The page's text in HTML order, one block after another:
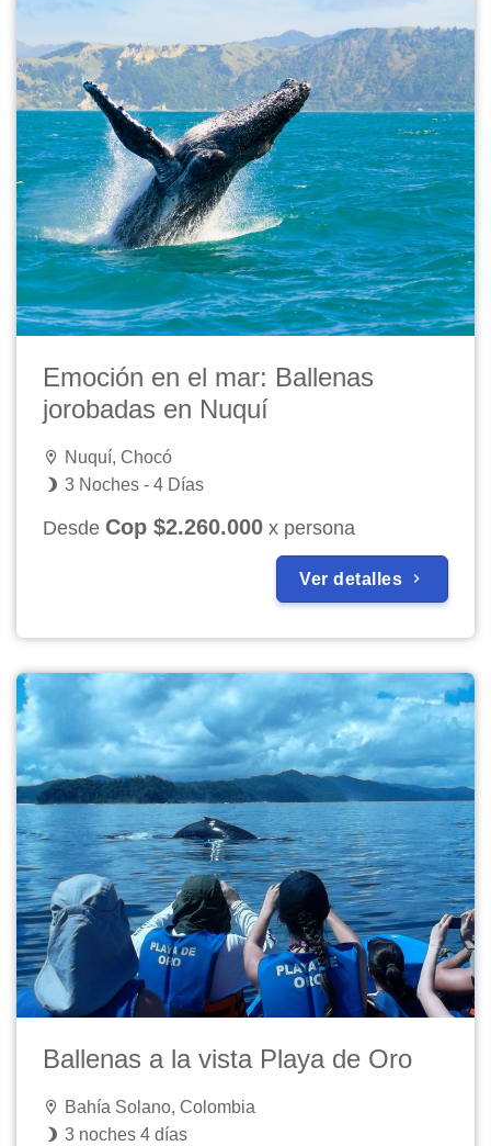
Emoción en el mar: Ballenas
jorobadas en Nuquí
Nuquí, Chocó
3 Noches - 4 Días
Desde Cop $2.260.000 x persona
Ver detalles
Ballenas a la vista Playa de Oro
Bahía Solano, Colombia
3 noches 4 días